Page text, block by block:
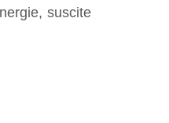
suscite